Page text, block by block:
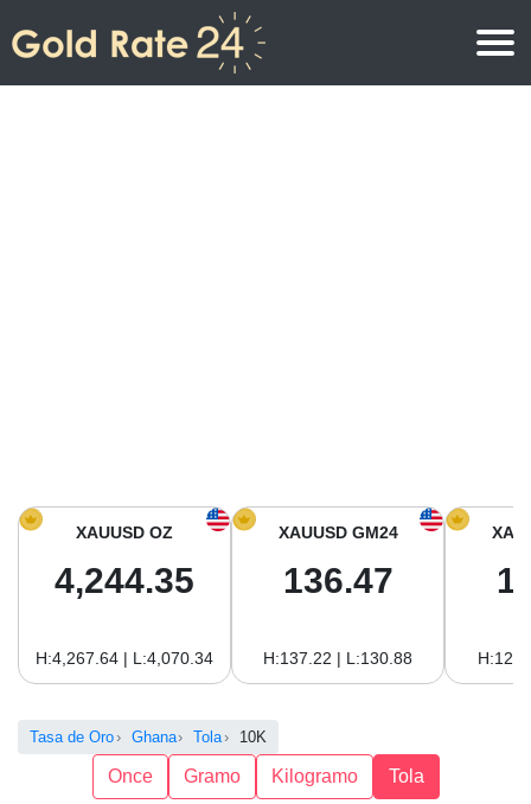
Precio del Oro hoy en América del sur
XAUUSD OZ
4,244.35
H:4,267.64 | L:4,070.34
XAUUSD GM24
136.47
H:137.22 | L:130.88
Tasa de Oro Ghana Tola 10K
Once Gramo Kilogramo Tola